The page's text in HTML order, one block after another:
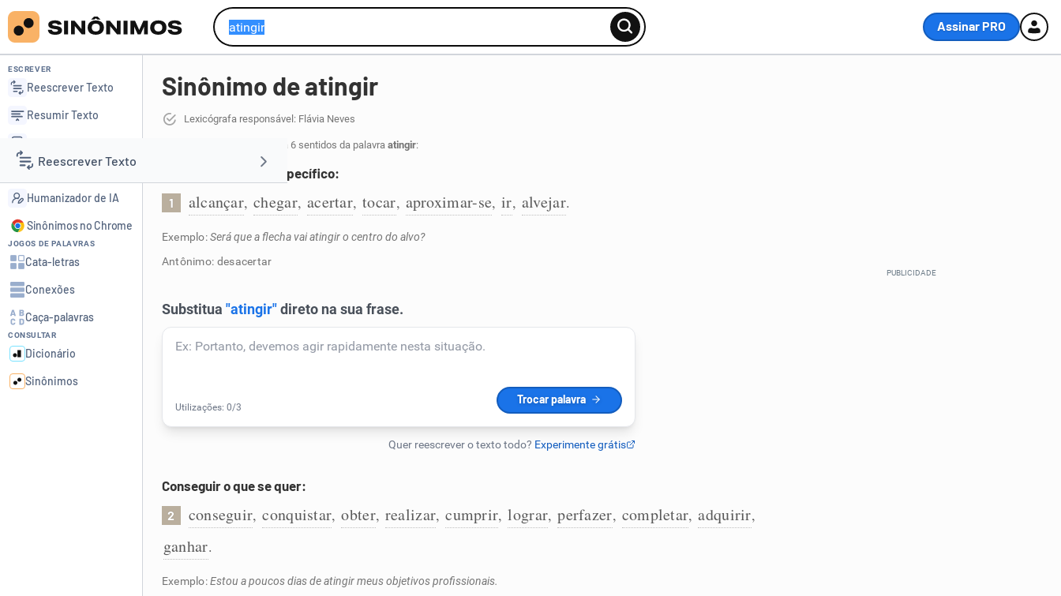
Assinar PRO
Reescrever Texto
Resumir Texto
Corrigir Texto
Detector de IA
Humanizador de IA
ESCREVER
Reescrever Texto
Resumir Texto
Detector de IA
Humanizador de IA
Sinônimos no Chrome
JOGOS DE PALAVRAS
Cata-letras
Conexões
Caça-palavras
CONSULTAR
Dicionário
Sinônimos
Sinônimo de atingir
Lexicógrafa responsável: Flávia Neves
para 6 sentidos da palavra atingir:
Chegar a um ponto específico:
1 alcançar, chegar, acertar, tocar, aproximar-se, ir, alvejar.
Exemplo:Será que a flecha vai atingir o centro do alvo?
Antônimo: desacertar
Conseguir o que se quer:
2 conseguir, conquistar, obter, realizar, cumprir, lograr, perfazer, completar, adquirir,
ganhar.
Exemplo:Estou a poucos dias de atingir meus objetivos profissionais.